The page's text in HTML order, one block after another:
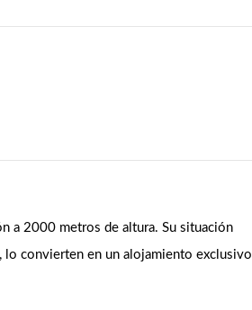
a 2000 metros de altura. Su situación
lo convierten en un alojamiento exclusivo